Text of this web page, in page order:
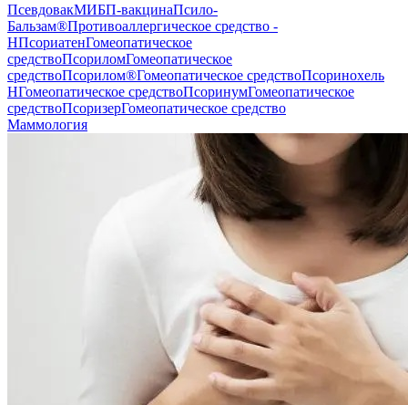
ПсевдовакМИБП-вакцинаПсило-
Бальзам®Противоаллергическое средство -
HПсориатенГомеопатическое
средствоПсориломГомеопатическое
средствоПсорилом®Гомеопатическое средствоПсоринохель
НГомеопатическое средствоПсоринумГомеопатическое
средствоПсоризерГомеопатическое средство
Маммология